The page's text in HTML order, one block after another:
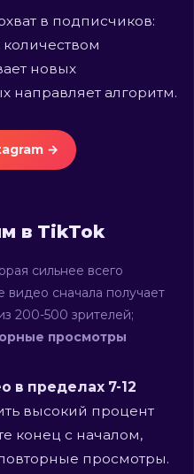
в подписчиков:
новых
направляет алгоритм.
→
в TikTok
сильнее всего
видео сначала получает
200-500 зрителей;
просмотры
в пределах 7-12
высокий процент
конец с началом,
просмотры.